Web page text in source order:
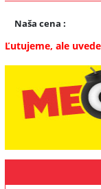
Naša cena :
Ľutujeme, ale